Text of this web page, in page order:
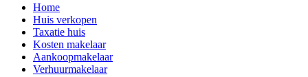
Home
Huis verkopen
Taxatie huis
Kosten makelaar
Aankoopmakelaar
Verhuurmakelaar